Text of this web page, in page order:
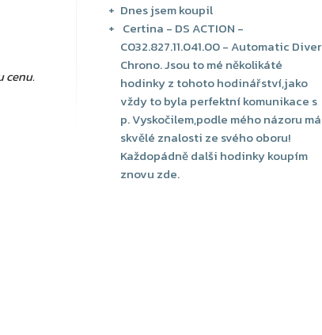
cenu.
Dnes jsem koupil
Certina - DS ACTION -
C032.827.11.041.00 - Automatic Diver
Chrono. Jsou to mé několikáté
hodinky z tohoto hodinářství,jako
vždy to byla perfektní komunikace s
p. Vyskočilem,podle mého názoru má
skvělé znalosti ze svého oboru!
Každopádně dalši hodinky koupím
znovu zde.